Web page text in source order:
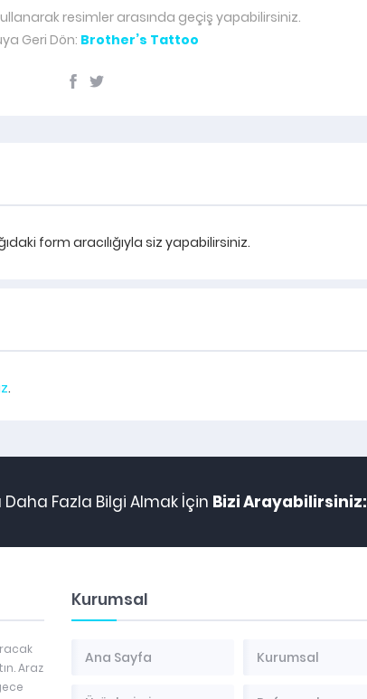
resimler arasında geçiş yapabilirsiniz.
Geri Dön: Brother’s Tattoo
form aracılığıyla siz yapabilirsiniz.
.
Fazla Bilgi Almak İçin Bizi Arayabilirsiniz:
Araz
Kurumsal
Ana Sayfa Kurumsal